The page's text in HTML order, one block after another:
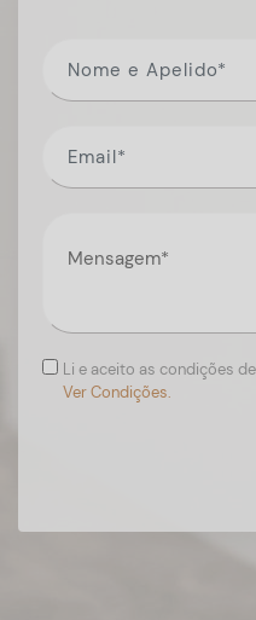
Li e aceito as condições
Ver Condições.